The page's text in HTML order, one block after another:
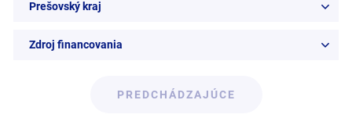
Prešovský kraj
Zdroj financovania
PREDCHÁDZAJÚCE